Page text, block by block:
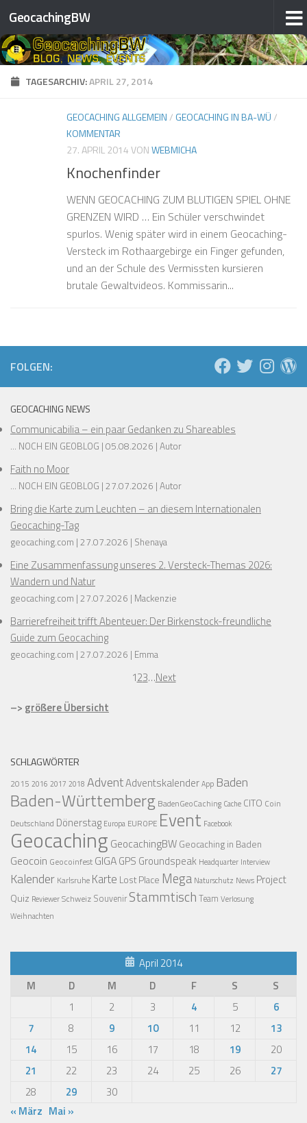
❅
❅
❅
❅
❅
❅
❅
❅
❅
❅
❅
❅
❅
❅
❅
❅
Zum Inhalt springen
GeocachingBW
TAGESARCHIV:APRIL 27, 2014
GEOCACHING ALLGEMEIN/ GEOCACHING IN BA-WÜ/
KOMMENTAR
27. APRIL 2014VONWEBMICHA
Knochenfinder
WENN GEOCACHING ZUM BLUTIGEN SPIEL OHNE
GRENZEN WIRD … Ein Schüler verschwindet
spurlos. Wenig später wird in einem Geocaching-
Versteck im Rothaargebirge ein Finger gefunden,
und an der Schule des Vermissten kursieren
brutale Gewaltvideos. Kommissarin...
FOLGEN:
GEOCACHING NEWS
Communicabilia – ein paar Gedanken zu Shareables
... NOCH EIN GEOBLOG 05.08.2026 Autor
Faith no Moor
... NOCH EIN GEOBLOG 27.07.2026 Autor
Bring die Karte zum Leuchten – an diesem Internationalen
Geocaching-Tag
geocaching.com 27.07.2026 Shenaya
Eine Zusammenfassung unseres 2. Versteck-Themas 2026:
Wandern und Natur
geocaching.com 27.07.2026 Mackenzie
Barrierefreiheit trifft Abenteuer: Der Birkenstock-freundliche
Guide zum Geocaching
geocaching.com 27.07.2026 Emma
123…Next
–> größere Übersicht
SCHLAGWÖRTER
2015 2016 2017 2018 AdventAdventskalenderApp Baden
Baden-Württemberg BadenGeoCaching Cache CITO Coin
Deutschland Dönerstag Europa EUROPE Event Facebook
Geocaching GeocachingBW Geocaching in Baden
Geocoin Geocoinfest GIGAGPS Groundspeak Headquarter Interview
Kalender Karlsruhe Karte Lost Place Mega Naturschutz News Project
Quiz ReviewerSchweiz Souvenir Stammtisch Team Verlosung
Weihnachten
April 2014
M
D M D F S
S
1
2 3 4 5
6
7
8 9 10 11 12
13
14
15 16 17 18 19
20
21
22 23 24 25 26
27
28
29
30
« März Mai »